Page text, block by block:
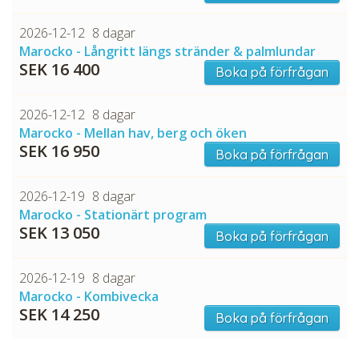
2026-12-12 8 dagar
Marocko - Långritt längs stränder & palmlundar
SEK 16 400 Boka på förfrågan
2026-12-12 8 dagar
Marocko - Mellan hav, berg och öken
SEK 16 950 Boka på förfrågan
2026-12-19 8 dagar
Marocko - Stationärt program
SEK 13 050 Boka på förfrågan
2026-12-19 8 dagar
Marocko - Kombivecka
SEK 14 250 Boka på förfrågan